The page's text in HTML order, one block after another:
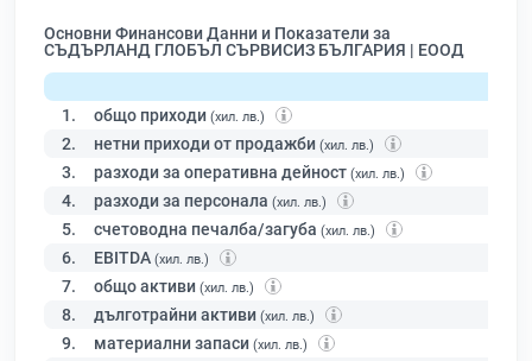
Основни Финансови Данни и Показатели за
СЪДЪРЛАНД ГЛОБЪЛ СЪРВИСИЗ БЪЛГАРИЯ | ЕООД
1. общо приходи (хил. лв.)
2. нетни приходи от продажби (хил. лв.)
3. разходи за оперативна дейност (хил. лв.)
4. разходи за персонала (хил. лв.)
5. счетоводна печалба/загуба (хил. лв.)
6. EBITDA (хил. лв.)
7. общо активи (хил. лв.)
8. дълготрайни активи (хил. лв.)
9. материални запаси (хил. лв.)